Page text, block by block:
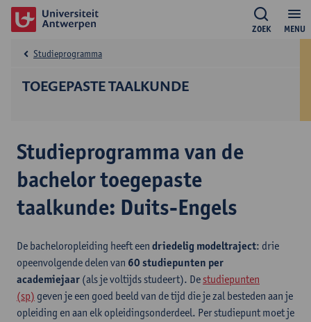
MENU
ZOEK
TOEGEPASTE TAALKUNDE
Studieprogramma
Studieprogramma van de
bachelor toegepaste
taalkunde: Duits-Engels
De bacheloropleiding heeft een driedelig modeltraject: drie
opeenvolgende delen van 60 studiepunten per
academiejaar (als je voltijds studeert). De studiepunten
(sp) geven je een goed beeld van de tijd die je zal besteden aan je
opleiding en aan elk opleidingsonderdeel. Per studiepunt moet je